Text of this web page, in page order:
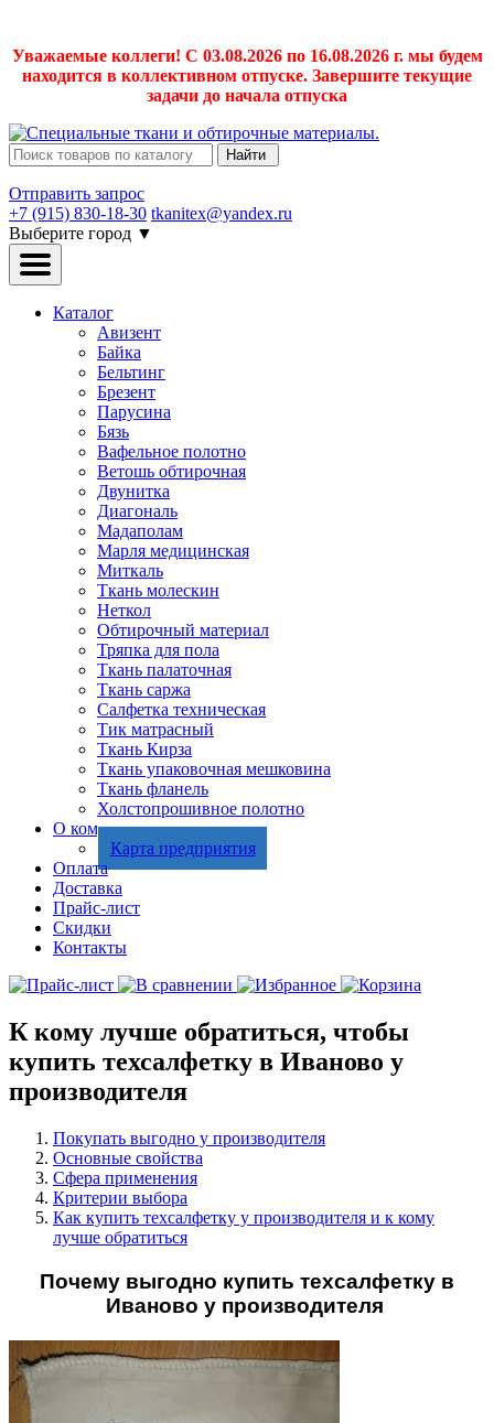
Уважаемые коллеги! С 03.08.2026 по 16.08.2026 г. мы будем
находится в коллективном отпуске. Завершите текущие
задачи до начала отпуска
Найти
Отправить запрос
+7 (915) 830-18-30 tkanitex@yandex.ru
Выберите город ▼
Каталог
Авизент
Байка
Бельтинг
Брезент
Парусина
Бязь
Вафельное полотно
Ветошь обтирочная
Двунитка
Диагональ
Мадаполам
Марля медицинская
Миткаль
Ткань молескин
Неткол
Обтирочный материал
Тряпка для пола
Ткань палаточная
Ткань саржа
Салфетка техническая
Тик матрасный
Ткань Кирза
Ткань упаковочная мешковина
Ткань фланель
Холстопрошивное полотно
О компании
Карта предприятия
Оплата
Доставка
Прайс-лист
Скидки
Контакты
К кому лучше обратиться, чтобы
купить техсалфетку в Иваново у
производителя
Покупать выгодно у производителя
Основные свойства
Сфера применения
Критерии выбора
Как купить техсалфетку у производителя и к кому
лучше обратиться
Почему выгодно купить техсалфетку в
Иваново у производителя